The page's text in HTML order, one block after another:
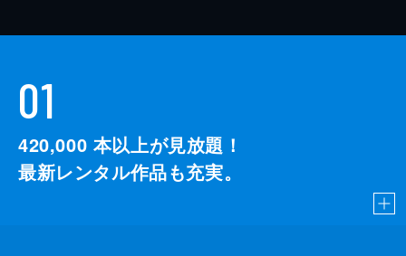
01
420,000 本以上が見放題！
最新レンタル作品も充実。